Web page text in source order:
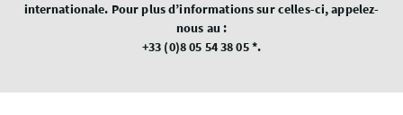
internationale. Pour plus d’informations sur celles-ci, appelez-
nous au :
+33 (0)8 05 54 38 05 *.